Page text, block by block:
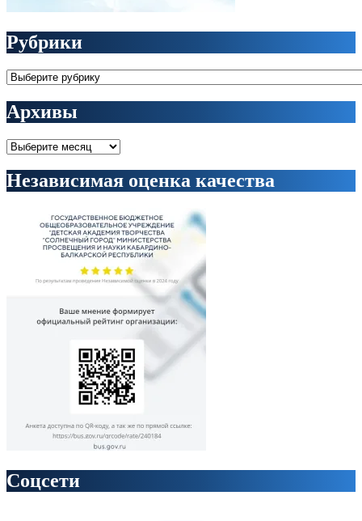
Рубрики
Рубрики
Архивы
Архивы
Независимая оценка качества
Соцсети